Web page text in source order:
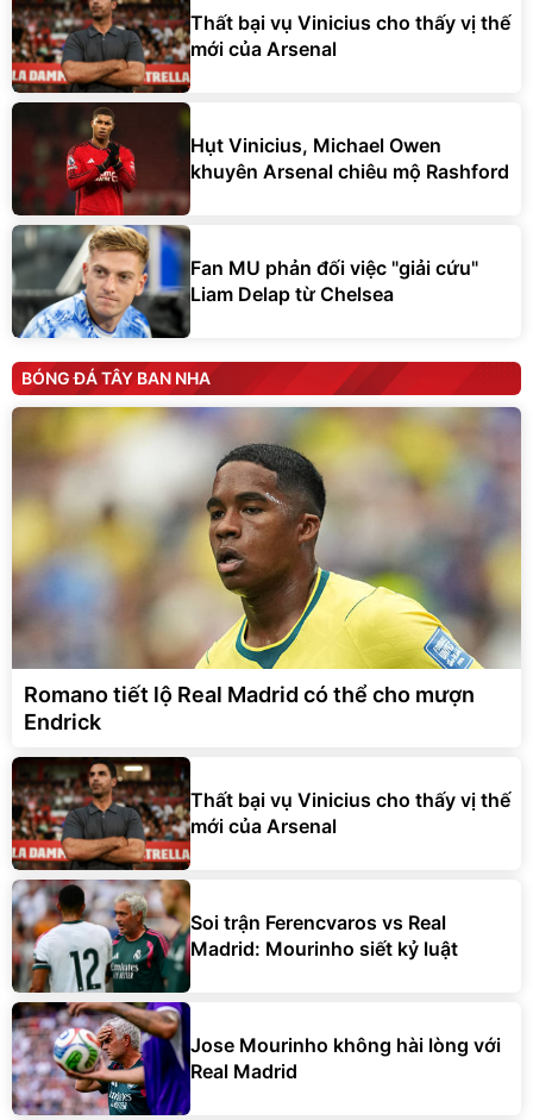
Thất bại vụ Vinicius cho thấy vị thế
mới của Arsenal
Hụt Vinicius, Michael Owen
khuyên Arsenal chiêu mộ Rashford
Fan MU phản đối việc "giải cứu"
Liam Delap từ Chelsea
BÓNG ĐÁ TÂY BAN NHA
Romano tiết lộ Real Madrid có thể cho mượn
Endrick
Thất bại vụ Vinicius cho thấy vị thế
mới của Arsenal
Soi trận Ferencvaros vs Real
Madrid: Mourinho siết kỷ luật
Jose Mourinho không hài lòng với
Real Madrid